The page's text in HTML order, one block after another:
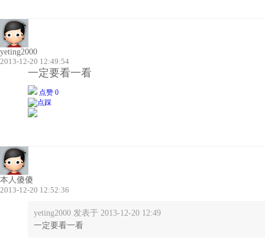
yeting2000
2013-12-20 12:49:54
一定要看一看
点赞 0
本人傻傻
2013-12-20 12:52:36
yeting2000 发表于 2013-12-20 12:49
一定要看一看